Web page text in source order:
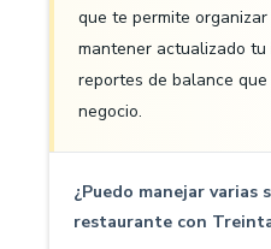
que te permite
mantener actualizado
reportes de balance
negocio.
¿Puedo manejar varias
restaurante con